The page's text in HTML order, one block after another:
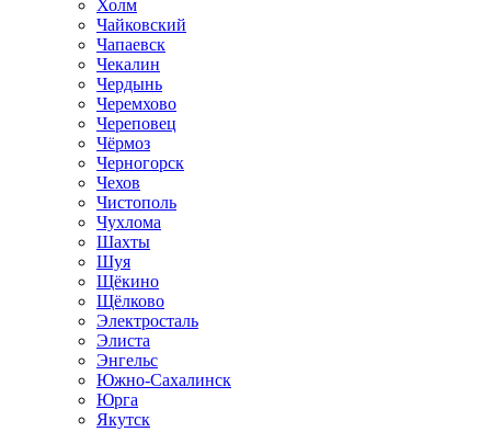
Холм
Чайковский
Чапаевск
Чекалин
Чердынь
Черемхово
Череповец
Чёрмоз
Черногорск
Чехов
Чистополь
Чухлома
Шахты
Шуя
Щёкино
Щёлково
Электросталь
Элиста
Энгельс
Южно-Сахалинск
Юрга
Якутск